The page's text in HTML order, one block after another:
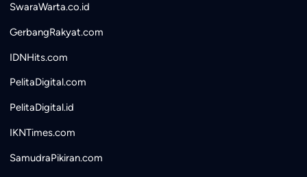
SwaraWarta.co.id
GerbangRakyat.com
IDNHits.com
PelitaDigital.com
PelitaDigital.id
IKNTimes.com
SamudraPikiran.com